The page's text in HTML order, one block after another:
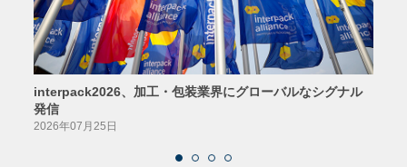
interpack2026、加工・包装業界にグローバルなシグナル
発信
2026年07月25日